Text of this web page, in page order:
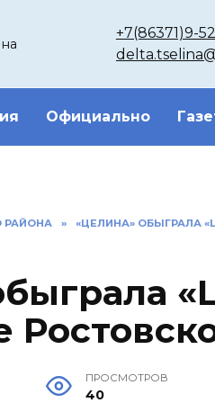
+7(86371)9-
Официально
РАЙОНА »
«ЦЕЛИНА» ОБЫГРАЛА
ПРОСМОТРОВ
40